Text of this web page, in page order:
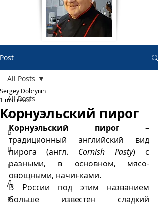
Post
All Posts
А
Б
В
Г
Д
Е
All Posts
Корнуэльский пирог
Sergey Dobrynin
1 min read
Корнуэльский пирог –
традиционный английский вид
пирога (англ. Cornish Pasty) с
разными, в основном, мясо-
овощными, начинками.
В России под этим названием
больше известен сладкий